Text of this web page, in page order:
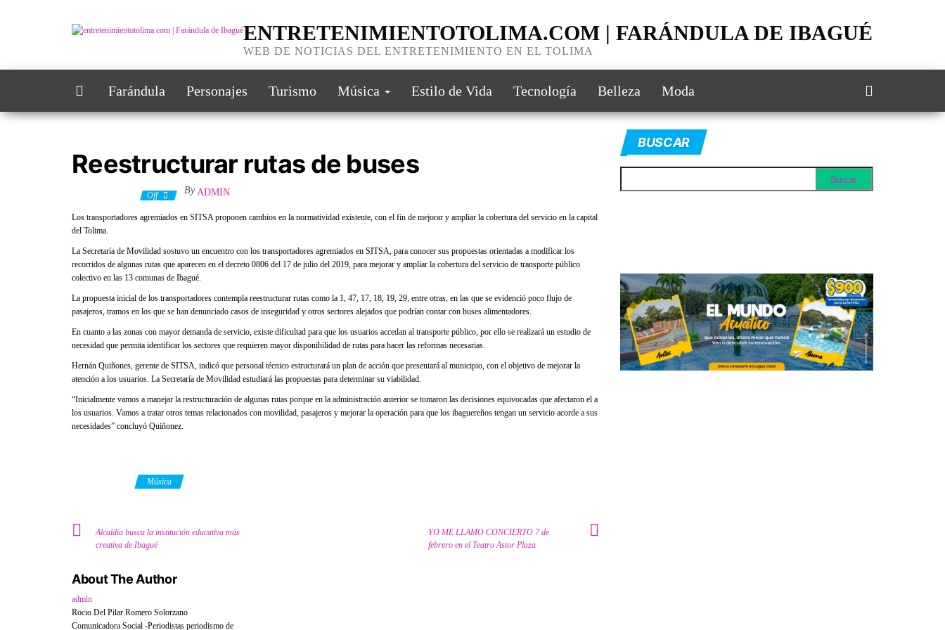
ENTRETENIMIENTOTOLIMA.COM | FARÁNDULA DE IBAGUÉ
WEB DE NOTICIAS DEL ENTRETENIMIENTO EN EL TOLIMA
Farándula Personajes Turismo Música Estilo de Vida Tecnología Belleza Moda
Reestructurar rutas de buses
Off By ADMIN
Los transportadores agremiados en SITSA proponen cambios en la normatividad existente, con el fin de mejorar y ampliar la cobertura del servicio en la capital
del Tolima.
La Secretaría de Movilidad sostuvo un encuentro con los transportadores agremiados en SITSA, para conocer sus propuestas orientadas a modificar los
recorridos de algunas rutas que aparecen en el decreto 0806 del 17 de julio del 2019, para mejorar y ampliar la cobertura del servicio de transporte público
colectivo en las 13 comunas de Ibagué.
La propuesta inicial de los transportadores contempla reestructurar rutas como la 1, 47, 17, 18, 19, 29, entre otras, en las que se evidenció poco flujo de
pasajeros, tramos en los que se han denunciado casos de inseguridad y otros sectores alejados que podrían contar con buses alimentadores.
En cuanto a las zonas con mayor demanda de servicio, existe dificultad para que los usuarios accedan al transporte público, por ello se realizará un estudio de
necesidad que permita identificar los sectores que requieren mayor disponibilidad de rutas para hacer las reformas necesarias.
Hernán Quiñones, gerente de SITSA, indicó que personal técnico estructurará un plan de acción que presentará al municipio, con el objetivo de mejorar la
atención a los usuarios. La Secretaría de Movilidad estudiará las propuestas para determinar su viabilidad.
“Inicialmente vamos a manejar la restructuración de algunas rutas porque en la administración anterior se tomaron las decisiones equivocadas que afectaron el a
los usuarios. Vamos a tratar otros temas relacionados con movilidad, pasajeros y mejorar la operación para que los ibaguereños tengan un servicio acorde a sus
necesidades” concluyó Quiñonez.
Música
Alcaldía busca la institución educativa más
creativa de Ibagué
YO ME LLAMO CONCIERTO 7 de
febrero en el Teatro Astor Plaza
About The Author
admin
Rocio Del Pilar Romero Solorzano
Comunicadora Social -Periodistas periodismo de
BUSCAR